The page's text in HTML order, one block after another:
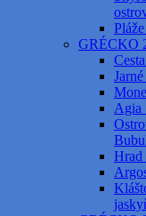
GRÉCKO
Agia
Hrad